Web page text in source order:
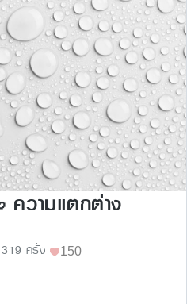
วามแตกต่าง
ครั้ง 150